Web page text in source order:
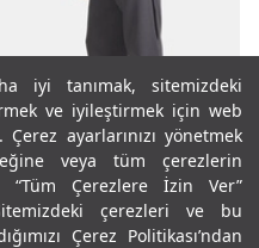
iyi tanımak, sitemizdeki
ve iyileştirmek için web
ayarlarınızı yönetmek
veya tüm çerezlerin
“Tüm Çerezlere İzin Ver”
çerezleri ve bu
Çerez Politikası’ndan